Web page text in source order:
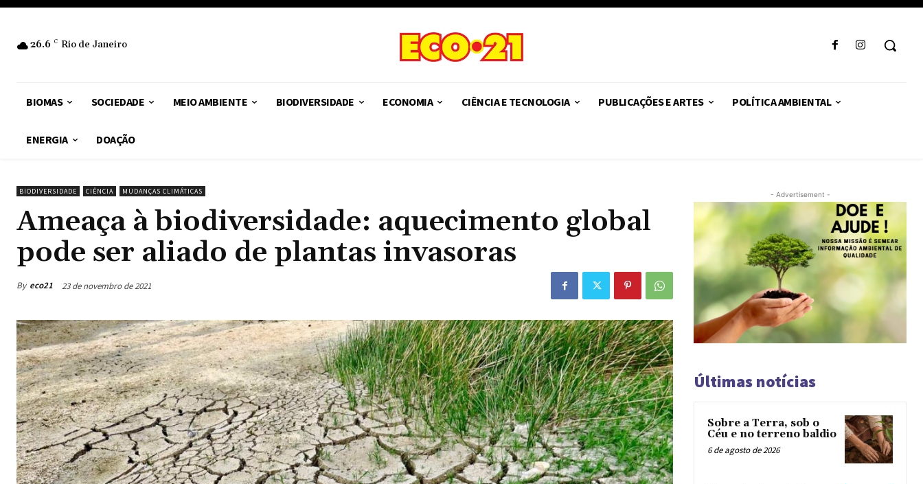
26.6 C Rio de Janeiro
BIOMAS SOCIEDADE MEIO AMBIENTE BIODIVERSIDADE ECONOMIA CIÊNCIA E TECNOLOGIA PUBLICAÇÕES E ARTES POLÍTICA AMBIENTAL
ENERGIA DOAÇÃO
BIODIVERSIDADE CIÊNCIA MUDANÇAS CLIMÁTICAS
Ameaça à biodiversidade: aquecimento global
pode ser aliado de plantas invasoras
By eco21 23 de novembro de 2021
- Advertisement -
Últimas notícias
Sobre a Terra, sob o
Céu e no terreno baldio
6 de agosto de 2026